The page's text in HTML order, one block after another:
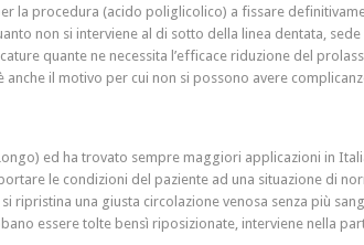
la procedura (acido poliglicolico) a fissare
non si interviene al di sotto della linea dentata,
quante ne necessita l’efficace riduzione del
il motivo per cui non si possono avere
ed ha trovato sempre maggiori applicazioni in
le condizioni del paziente ad una situazione di
ripristina una giusta circolazione venosa senza più
essere tolte bensì riposizionate, interviene nella